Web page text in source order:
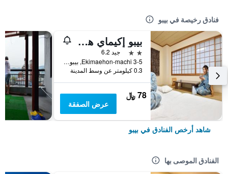
فنادق رخيصة في بيبو
بيبو إكيماي هوتل هاياشي
2 نجمتين
جيد 6.2
Ekimaehon-machi 3-5, بيبو, اليابان
0.3 كيلومتر عن وسط المدينة
78 ﷼
عرض الصفقة
شاهد أرخص الفنادق في بيبو
الفنادق الموصى بها